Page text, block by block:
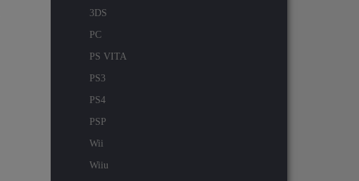
3DS
PC
PS VITA
PS3
PS4
PSP
Wii
Wiiu